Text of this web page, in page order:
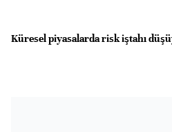
Küresel piyasalarda risk iştahı